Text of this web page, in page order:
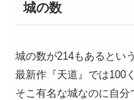
城の数
城の数が214もあるとい
最新作『天道』では100
そこ有名な城なのに自